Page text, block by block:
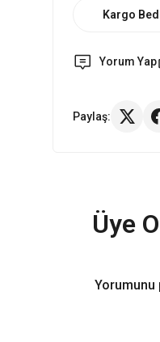
Kargo
Yorum Yap
Paylaş:
Üye
Yorumunu